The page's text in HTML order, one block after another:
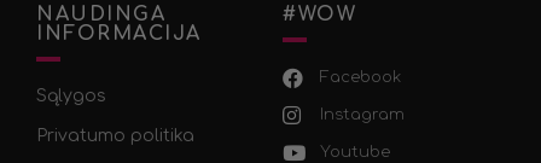
NAUDINGA
INFORMACIJA
Sąlygos
Privatumo politika
#WOW
Facebook
Instagram
Youtube